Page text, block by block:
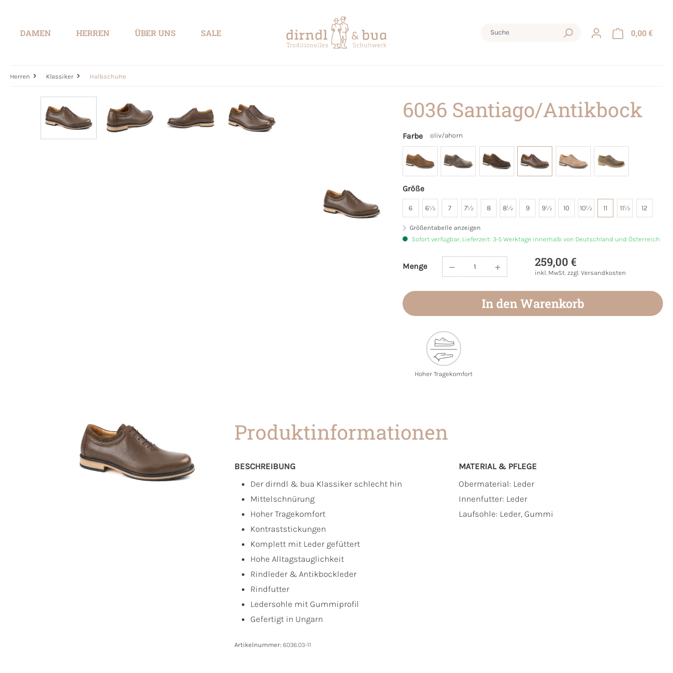
DAMEN HERREN ÜBER UNS SALE 0,00 €
Herren Klassiker Halbschuhe
6036 Santiago/Antikbock
Farbe oliv/ahorn
Größe
6 6½ 7 7½ 8 8½ 9 9½ 10 10½ 11 11½ 12
Größentabelle anzeigen
Sofort verfügbar, Lieferzeit: 3-5 Werktage innerhalb von Deutschland und Österreich
Menge
Produkt Anzahl: Gib den gewünschten Wert ein
259,00 €
inkl. MwSt. zzgl. Versandkosten
In den Warenkorb
Hoher Tragekomfort
Produktinformationen
BESCHREIBUNG
Der dirndl & bua Klassiker schlecht hin
Mittelschnürung
Hoher Tragekomfort
Kontraststickungen
Komplett mit Leder gefüttert
Hohe Alltagstauglichkeit
Rindleder & Antikbockleder
Rindfutter
Ledersohle mit Gummiprofil
Gefertigt in Ungarn
MATERIAL & PFLEGE
Obermaterial: Leder
Innenfutter: Leder
Laufsohle: Leder, Gummi
Artikelnummer: 6036.03-11